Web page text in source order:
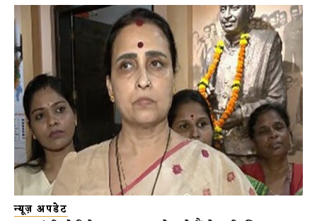
न्यूज़ अपडेट